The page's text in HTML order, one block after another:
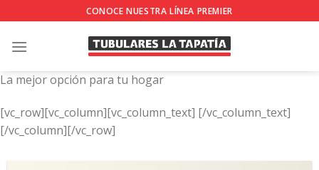
to
content
CONOCE NUESTRA LÍNEA PREMIER
La mejor opción para tu hogar
[vc_row][vc_column][vc_column_text] [/vc_column_text]
[/vc_column][/vc_row]